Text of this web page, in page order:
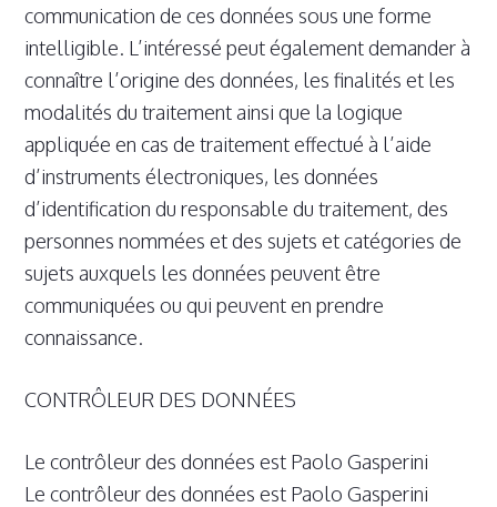
communication de ces données sous une forme
intelligible. L’intéressé peut également demander à
connaître l’origine des données, les finalités et les
modalités du traitement ainsi que la logique
appliquée en cas de traitement effectué à l’aide
d’instruments électroniques, les données
d’identification du responsable du traitement, des
personnes nommées et des sujets et catégories de
sujets auxquels les données peuvent être
communiquées ou qui peuvent en prendre
connaissance.
CONTRÔLEUR DES DONNÉES
Le contrôleur des données est Paolo Gasperini
Le contrôleur des données est Paolo Gasperini